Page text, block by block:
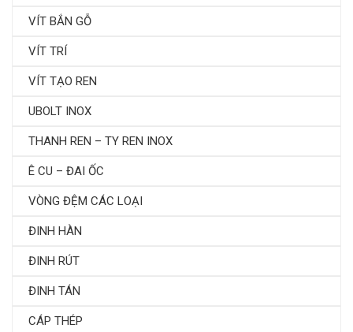
VÍT BẮN GỖ
VÍT TRÍ
VÍT TẠO REN
UBOLT INOX
THANH REN – TY REN INOX
Ê CU – ĐAI ỐC
VÒNG ĐỆM CÁC LOẠI
ĐINH HÀN
ĐINH RÚT
ĐINH TÁN
CÁP THÉP